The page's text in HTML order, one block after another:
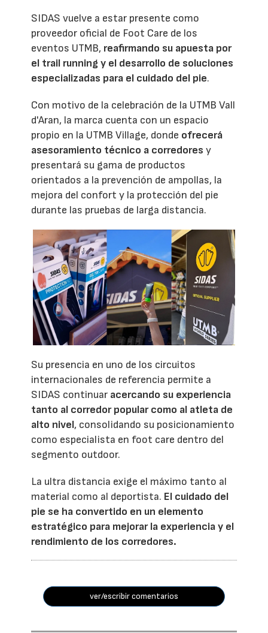
SIDAS vuelve a estar presente como
proveedor oficial de Foot Care de los
eventos UTMB, reafirmando su apuesta por
el trail running y el desarrollo de soluciones
especializadas para el cuidado del pie.
Con motivo de la celebración de la UTMB Vall
d'Aran, la marca cuenta con un espacio
propio en la UTMB Village, donde ofrecerá
asesoramiento técnico a corredores y
presentará su gama de productos
orientados a la prevención de ampollas, la
mejora del confort y la protección del pie
durante las pruebas de larga distancia.
Su presencia en uno de los circuitos
internacionales de referencia permite a
SIDAS continuar acercando su experiencia
tanto al corredor popular como al atleta de
alto nivel, consolidando su posicionamiento
como especialista en foot care dentro del
segmento outdoor.
La ultra distancia exige el máximo tanto al
material como al deportista. El cuidado del
pie se ha convertido en un elemento
estratégico para mejorar la experiencia y el
rendimiento de los corredores.
ver/escribir comentarios